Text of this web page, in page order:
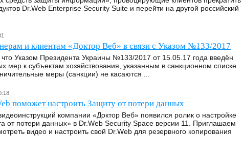
Dr.Web Enterprise Security Suite и перейти на другой российский
и клиентам «Доктор Веб» в связи с Указом №133/2017
Указом Президента Украины №133/2017 от 15.05.17 года введён
мер к субъектам хозяйствования, указанным в санкционном списке.
меры (санкции) не касаются ...
поможет настроить Защиту от потери данных
компании «Доктор Веб» появился ролик о настройке
от потери данных» в Dr.Web Security Space версии 11. Приглашаем
видео и настроить свой Dr.Web для резервного копирования